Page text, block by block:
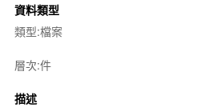
資料類型
類型:檔案
層次:件
描述